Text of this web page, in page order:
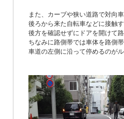
また、カーブや狭い道路で対向
後ろから来た自転車などに接触
後方を確認せずにドアを開けて
ちなみに路側帯では車体を路側
車道の左側に沿って停めるのがル